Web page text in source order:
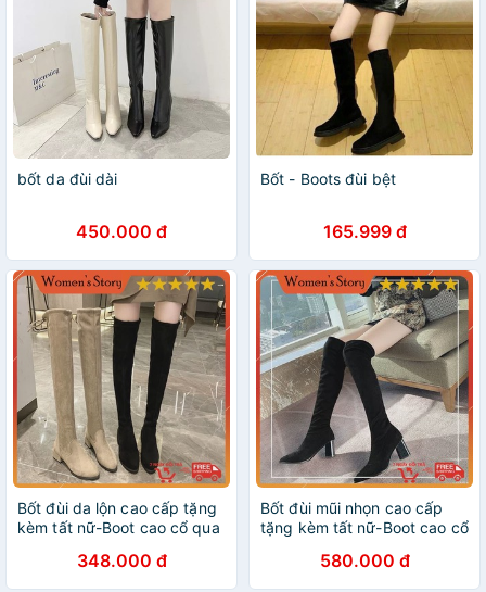
bốt da đùi dài
450.000 đ
Bốt - Boots đùi bệt
165.999 đ
Bốt đùi da lộn cao cấp tặng
kèm tất nữ-Boot cao cổ qua
trang mùa đông
348.000 đ
Bốt đùi mũi nhọn cao cấp
tặng kèm tất nữ-Boot cao cổ
trang mùa đông
580.000 đ